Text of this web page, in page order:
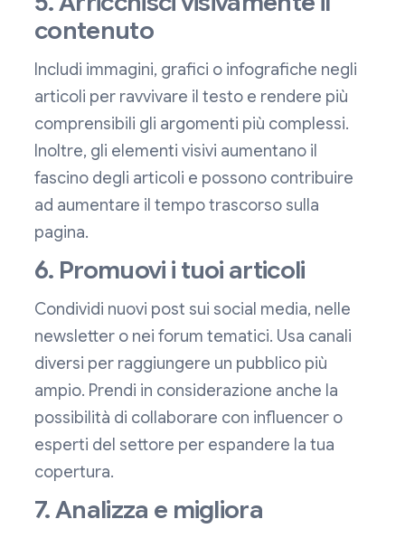
contenuto
Includi immagini, grafici o infografiche negli
articoli per ravvivare il testo e rendere più
comprensibili gli argomenti più complessi.
Inoltre, gli elementi visivi aumentano il
fascino degli articoli e possono contribuire
ad aumentare il tempo trascorso sulla
pagina.
6. Promuovi i tuoi articoli
Condividi nuovi post sui social media, nelle
newsletter o nei forum tematici. Usa canali
diversi per raggiungere un pubblico più
ampio. Prendi in considerazione anche la
possibilità di collaborare con influencer o
esperti del settore per espandere la tua
copertura.
7. Analizza e migliora